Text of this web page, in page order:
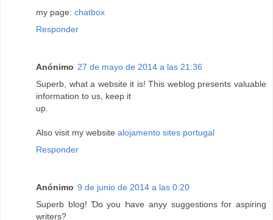
my page: chatbox
Responder
Anónimo 27 de mayo de 2014 a las 21:36
Superb, what a website it is! This weblog presents valuable
information to us, keep it
up.
Also visit my website alojamento sites portugal
Responder
Anónimo 9 de junio de 2014 a las 0:20
Superb blog! Ɗo yoս Һave anyy suggestions fοr aspiring
writers?